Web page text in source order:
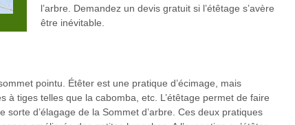
l’arbre. Demandez un devis gratuit si l’étêtage s’avère
être inévitable.
pointu. Étêter est une pratique d’écimage, mais
tiges telles que la cabomba, etc. L’étêtage permet de faire
d’élagage de la Sommet d’arbre. Ces deux pratiques